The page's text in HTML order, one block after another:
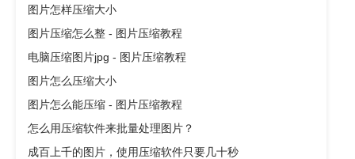
图片怎样压缩大小
图片压缩怎么整 - 图片压缩教程
电脑压缩图片jpg - 图片压缩教程
图片怎么压缩大小
图片怎么能压缩 - 图片压缩教程
怎么用压缩软件来批量处理图片？
成百上千的图片，使用压缩软件只要几十秒